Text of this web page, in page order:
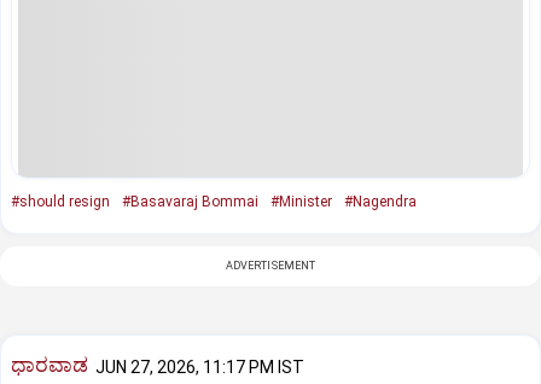
#should resign #Basavaraj Bommai #Minister #Nagendra
ADVERTISEMENT
ಧಾರವಾಡ JUN 27, 2026, 11:17 PM IST